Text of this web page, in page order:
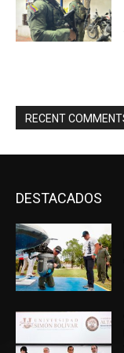
RECENT
DESTACADOS